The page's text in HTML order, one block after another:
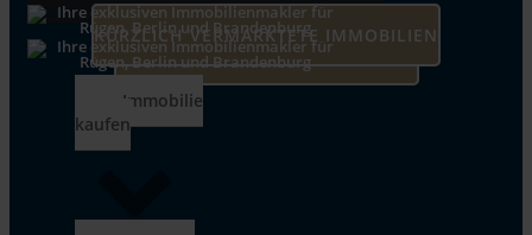
© 2026
UNSERE AKTUELLEN IMMOBILIEN
KÜRZLICH VERMARKTETE IMMOBILIEN
Immobilie
kaufen